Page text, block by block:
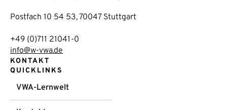
Postfach 10 54 53, 70047 Stuttgart
+49 (0)711 21041-0
info@w-vwa.de
KONTAKT
QUICKLINKS
VWA-Lernwelt